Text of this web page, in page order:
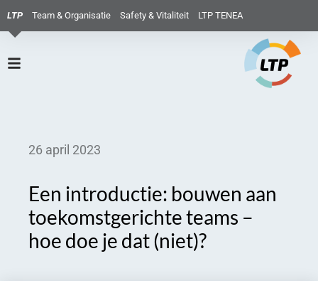
LTP Team & Organisatie Safety & Vitaliteit LTP TENEA
26 april 2023
Een introductie: bouwen aan
toekomstgerichte teams –
hoe doe je dat (niet)?